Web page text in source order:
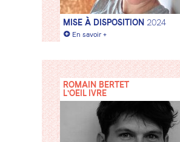
MISE À DISPOSITION 2024
+ En savoir +
ROMAIN BERTET
L'OEIL IVRE